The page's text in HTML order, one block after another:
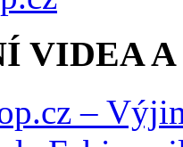
VIDEA A